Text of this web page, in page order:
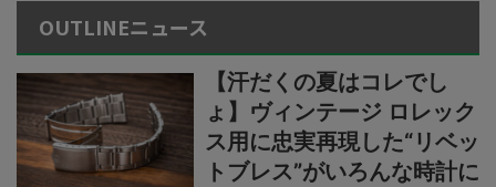
OUTLINEニュース
【汗だくの夏はコレでし
ょ】ヴィンテージ ロレック
ス用に忠実再現した“リベッ
トブレス”がいろんな時計に